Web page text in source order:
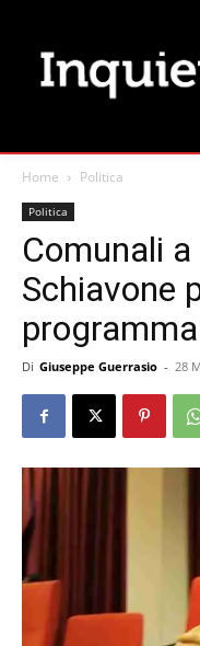
Home Politica
Politica
Comunali
Schiavone
Di Giuseppe Guerrasio - 28